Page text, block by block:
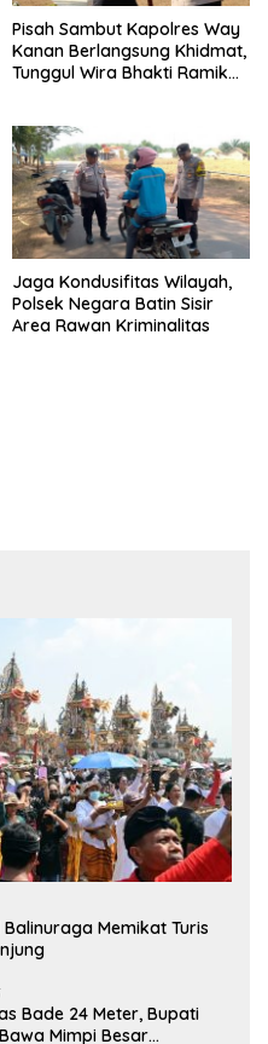
Pisah Sambut Kapolres Way
Kanan Berlangsung Khidmat,
Tunggul Wira Bhakti Ramik
Jaga Kondusifitas Wilayah,
Polsek Negara Batin Sisir
Area Rawan Kriminalitas
Memikat Turis
Bade 24 Meter, Bupati
Mimpi Besar